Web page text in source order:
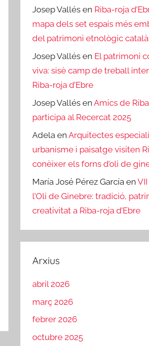
Josep Vallés en Riba-roja
mapa dels set espais més
del patrimoni etnològic català
Josep Vallés en El patrimoni
viva: sisè camp de treball
Riba-roja d’Ebre
Josep Vallés enAmics de
participa al Recercat 2025
Adela enArquitectes
urbanisme i paisatge visiten
conèixer els forns d’oli de
María José Pérez García en
l’Oli de Ginebre: tradició,
creativitat a Riba-roja d’Ebre
Arxius
abril 2026
març 2026
febrer 2026
octubre 2025